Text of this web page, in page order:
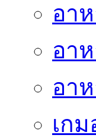
อา
อา
อา
เก